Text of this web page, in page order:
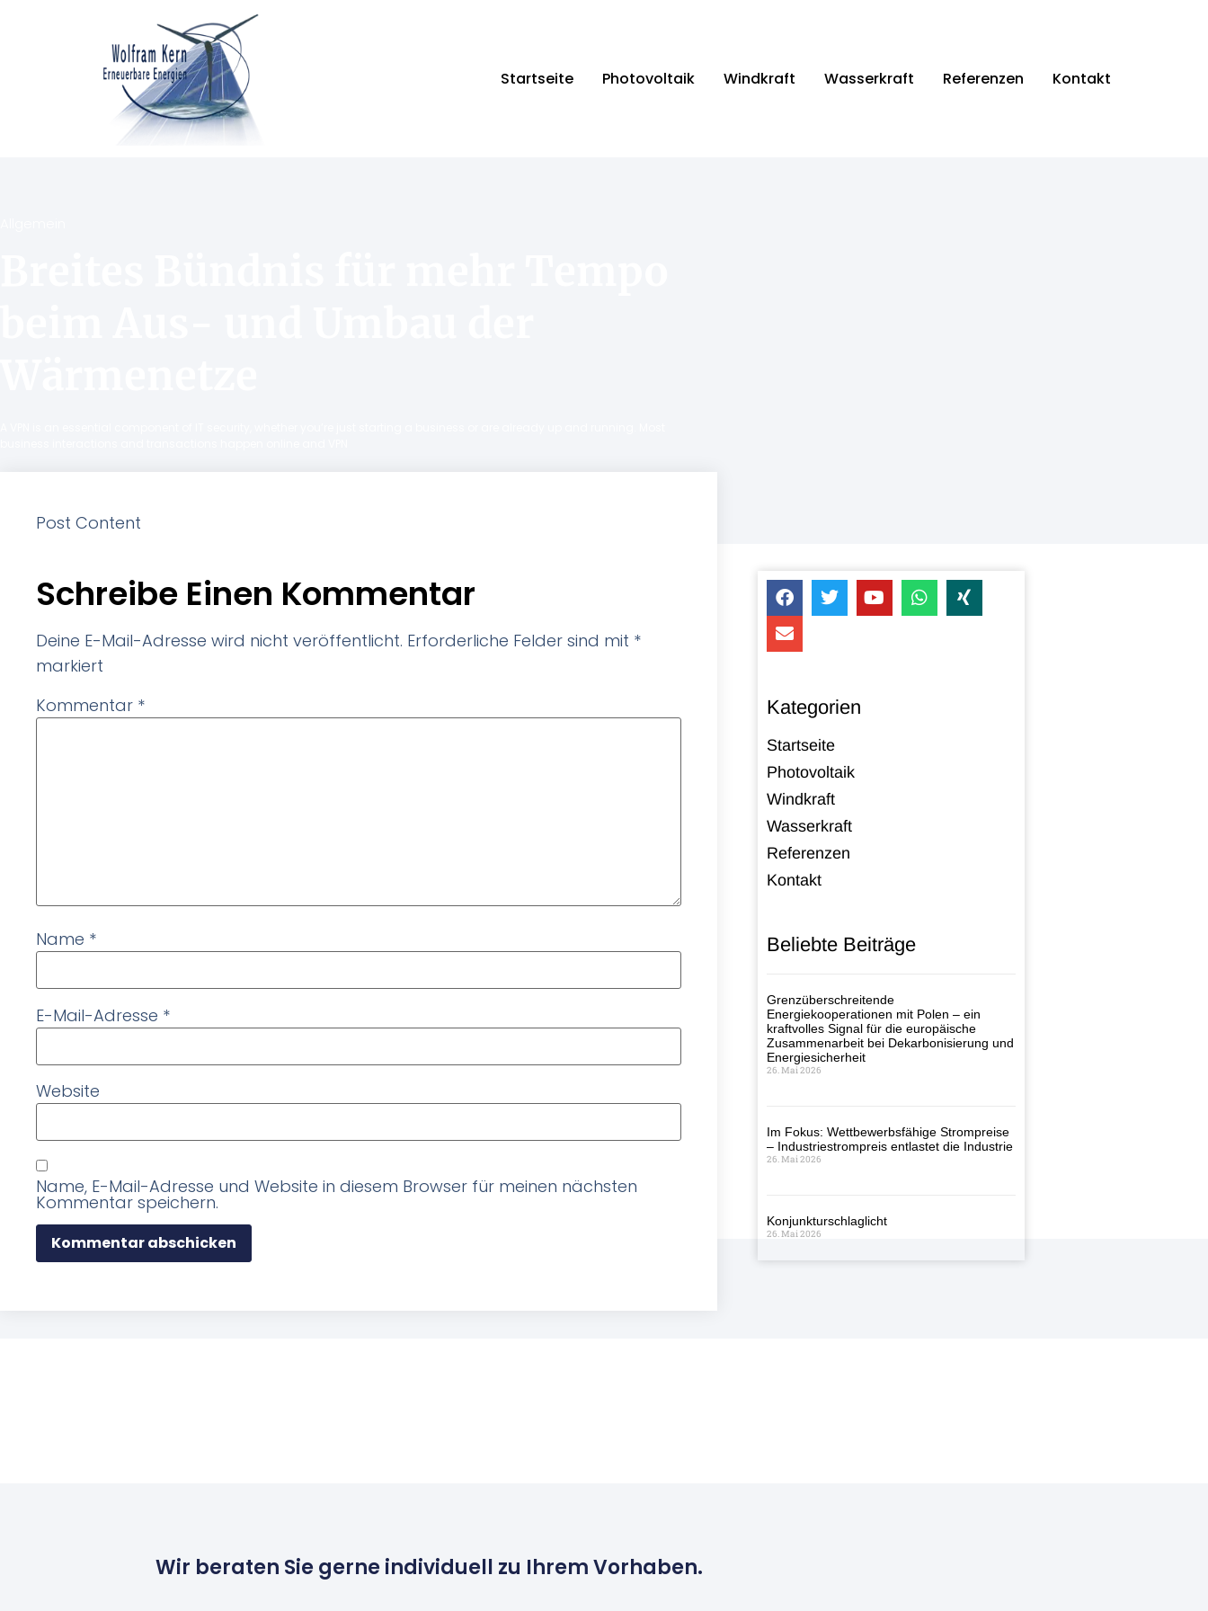
Startseite Photovoltaik Windkraft Wasserkraft Referenzen Kontakt
Post Content
Schreibe Einen Kommentar
Deine E-Mail-Adresse wird nicht veröffentlicht. Erforderliche Felder sind mit *
markiert
Kommentar *
Name *
E-Mail-Adresse *
Website
Name, E-Mail-Adresse und Website in diesem Browser für meinen nächsten
Kommentar speichern.
Kategorien
Startseite
Photovoltaik
Windkraft
Wasserkraft
Referenzen
Kontakt
Beliebte Beiträge
Grenzüberschreitende
Energiekooperationen mit Polen – ein
kraftvolles Signal für die europäische
Zusammenarbeit bei Dekarbonisierung und
Energiesicherheit
26. Mai 2026
Im Fokus: Wettbewerbsfähige Strompreise
– Industriestrompreis entlastet die Industrie
26. Mai 2026
Konjunkturschlaglicht
26. Mai 2026
Wir beraten Sie gerne individuell zu Ihrem Vorhaben.